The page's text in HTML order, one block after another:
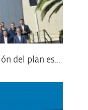
del plan es...